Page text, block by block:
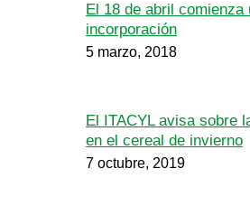
El 18 de abril comienza
incorporación
5 marzo, 2018
El ITACYL avisa sobre
en el cereal de invierno
7 octubre, 2019